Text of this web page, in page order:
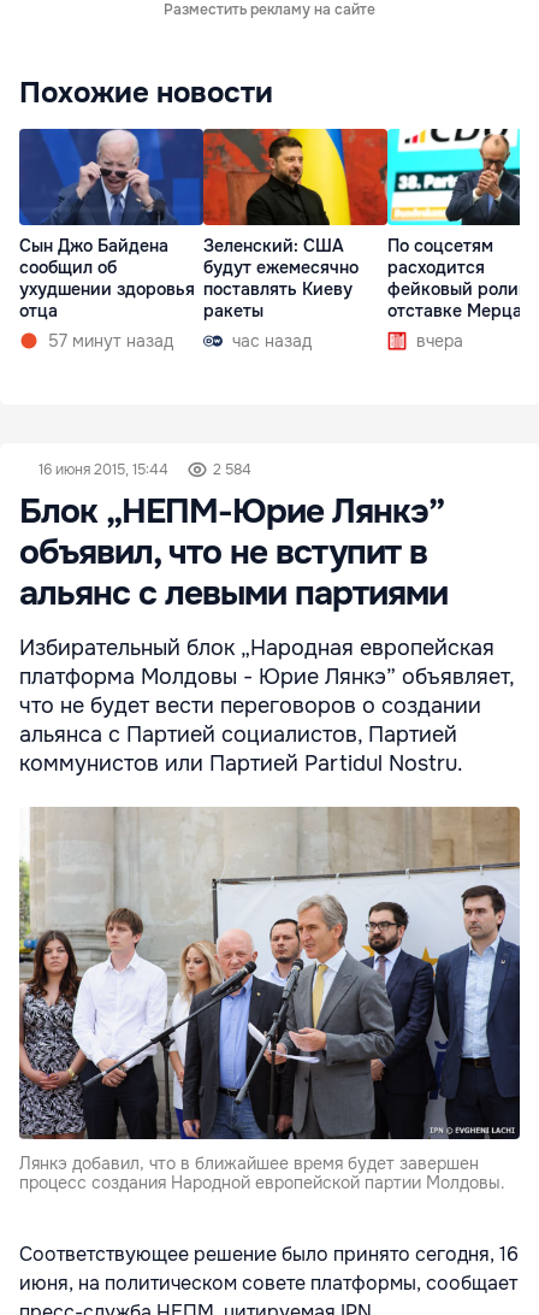
Разместить рекламу на сайте
Похожие новости
Сын Джо Байдена
сообщил об
ухудшении здоровья
отца
57 минут назад
Зеленский: США
будут ежемесячно
поставлять Киеву
ракеты
час назад
По соцсетям
расходится
фейковый ролик
отставке Мерца
вчера
16 июня 2015, 15:44 2 584
Блок „НЕПМ-Юрие Лянкэ”
объявил, что не вступит в
альянс с левыми партиями
Избирательный блок „Народная европейская
платформа Молдовы - Юрие Лянкэ” объявляет,
что не будет вести переговоров о создании
альянса с Партией социалистов, Партией
коммунистов или Партией Partidul Nostru.
Лянкэ добавил, что в ближайшее время будет завершен
процесс создания Народной европейской партии Молдовы.
Соответствующее решение было принято сегодня, 16
июня, на политическом совете платформы, сообщает